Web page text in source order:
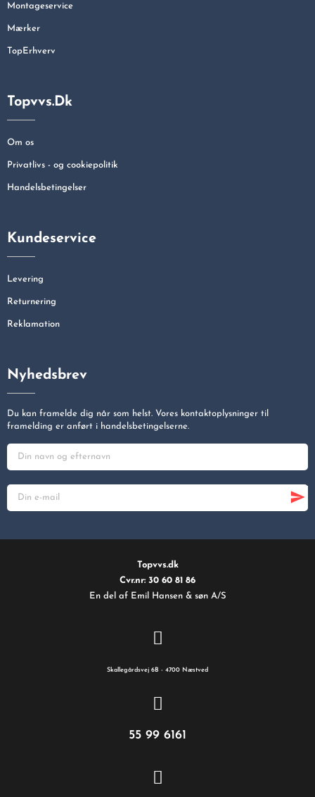
Montageservice
Mærker
TopErhverv
Topvvs.dk
Om os
Privatlivs - og cookiepolitik
Handelsbetingelser
Kundeservice
Levering
Returnering
Reklamation
Nyhedsbrev
Du kan framelde dig når som helst. Vores kontaktoplysninger til
framelding er anført i handelsbetingelserne.
Topvvs.dk
Cvr.nr: 30 60 81 86
En del af Emil Hansen & søn A/S
Skallegårdsvej 6B - 4700 Næstved
55 99 6161